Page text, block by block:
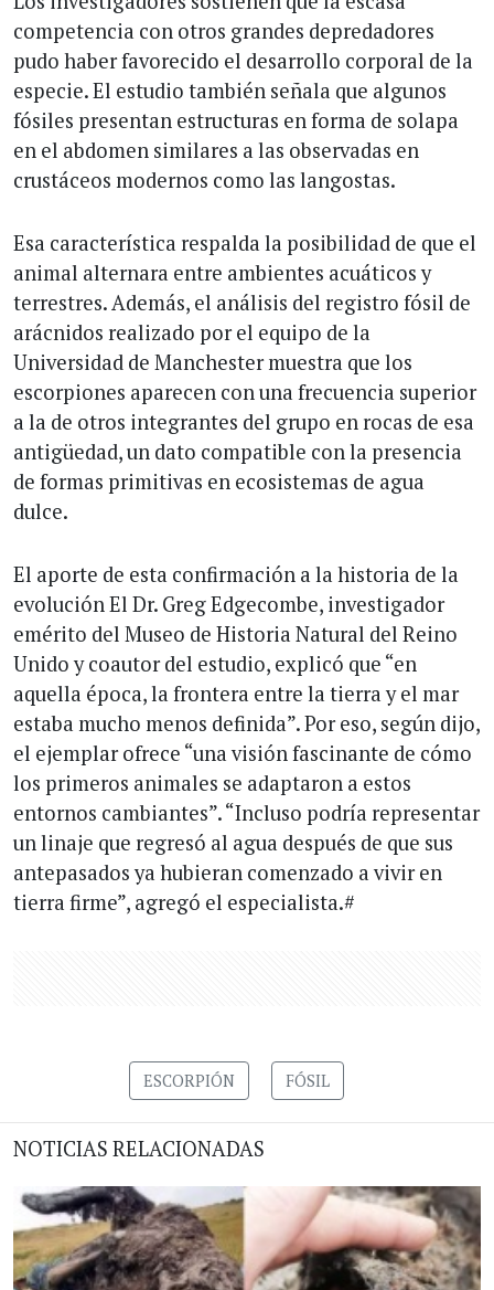
competencia con otros grandes depredadores
pudo haber favorecido el desarrollo corporal de la
especie. El estudio también señala que algunos
fósiles presentan estructuras en forma de solapa
en el abdomen similares a las observadas en
crustáceos modernos como las langostas.
Esa característica respalda la posibilidad de que el
animal alternara entre ambientes acuáticos y
terrestres. Además, el análisis del registro fósil de
arácnidos realizado por el equipo de la
Universidad de Manchester muestra que los
escorpiones aparecen con una frecuencia superior
a la de otros integrantes del grupo en rocas de esa
antigüedad, un dato compatible con la presencia
de formas primitivas en ecosistemas de agua
dulce.
El aporte de esta confirmación a la historia de la
evolución El Dr. Greg Edgecombe, investigador
emérito del Museo de Historia Natural del Reino
Unido y coautor del estudio, explicó que “en
aquella época, la frontera entre la tierra y el mar
estaba mucho menos definida”. Por eso, según dijo,
el ejemplar ofrece “una visión fascinante de cómo
los primeros animales se adaptaron a estos
entornos cambiantes”. “Incluso podría representar
un linaje que regresó al agua después de que sus
antepasados ya hubieran comenzado a vivir en
tierra firme”, agregó el especialista.#
ESCORPIÓN FÓSIL
NOTICIAS RELACIONADAS